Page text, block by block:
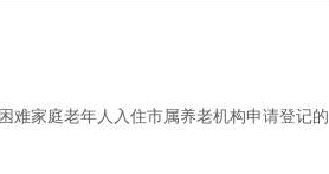
难家庭老年人入住市属养老机构申请登记的